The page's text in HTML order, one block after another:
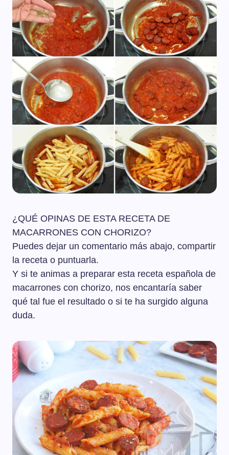
¿QUÉ OPINAS DE ESTA RECETA DE
MACARRONES CON CHORIZO?
Puedes dejar un comentario más abajo, compartir
la receta o puntuarla.
Y si te animas a preparar esta receta española de
macarrones con chorizo, nos encantaría saber
qué tal fue el resultado o si te ha surgido alguna
duda.